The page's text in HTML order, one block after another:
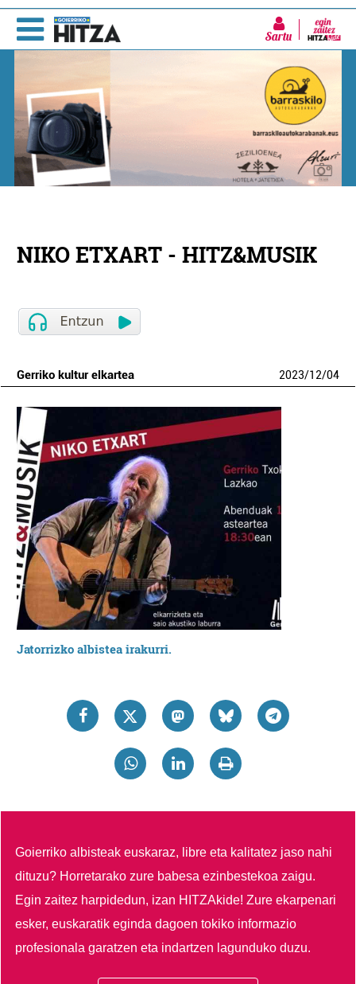
Sartu
NIKO ETXART - HITZ&MUSIK
Gerriko kultur elkartea 2023/12/04
Jatorrizko albistea irakurri.
Goierriko albisteak euskaraz, libre eta kalitatez jaso nahi
dituzu? Horretarako zure babesa ezinbestekoa zaigu.
Egin zaitez harpidedun, izan HITZAkide!Zure ekarpenari
esker, euskaratik eginda dagoen tokiko informazio
profesionala garatzen eta indartzen lagunduko duzu.